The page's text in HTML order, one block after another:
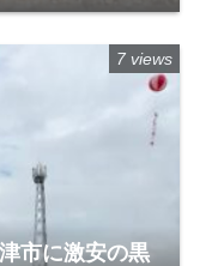
市に激安の黒
7 views